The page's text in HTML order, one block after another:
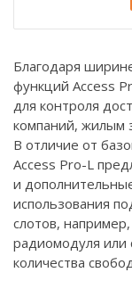
Благодаря
функций Access
для контроля
компаний, жилым
В отличие от
Access Pro-L
и
использования
слотов,
радиомодуля или
количества